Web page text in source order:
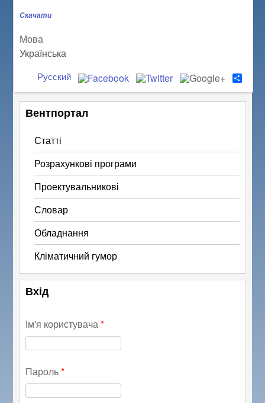
Скачати
Мова
Українська
S
h
a
r
Русский
Вентпортал
Статті
Розрахункові програми
Проектувальникові
Словар
Обладнання
Кліматичний гумор
Вхід
Ім'я користувача*
Пароль*